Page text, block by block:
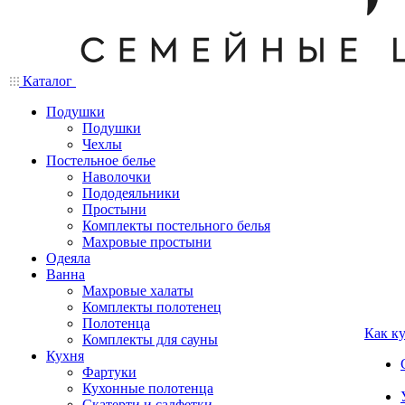
Каталог
Подушки
Подушки
Чехлы
Постельное белье
Наволочки
Пододеяльники
Простыни
Комплекты постельного белья
Махровые простыни
Одеяла
Ванна
Махровые халаты
Комплекты полотенец
Полотенца
Комплекты для сауны
Кухня
Фартуки
Кухонные полотенца
Как